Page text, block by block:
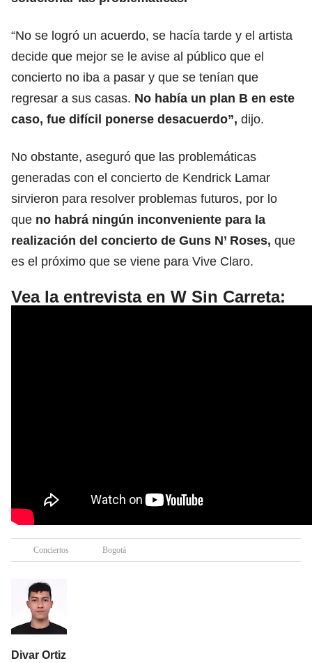
“No se logró un acuerdo, se hacía tarde y el artista
decide que mejor se le avise al público que el
concierto no iba a pasar y que se tenían que
regresar a sus casas. No había un plan B en este
caso, fue difícil ponerse desacuerdo”, dijo.
No obstante, aseguró que las problemáticas
generadas con el concierto de Kendrick Lamar
sirvieron para resolver problemas futuros, por lo
que no habrá ningún inconveniente para la
realización del concierto de Guns N’ Roses, que
es el próximo que se viene para Vive Claro.
Vea la entrevista en W Sin Carreta:
Conciertos Bogotá
Divar Ortiz